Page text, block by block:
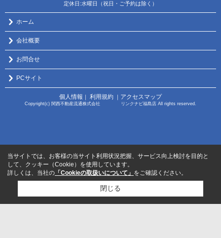
定休日:水曜日（祝日・ご予約は除く）
ホーム
会社概要
お問合せ
PCサイト
個人情報 利用規約 アクセスマップ
Copyright(c) 関西不動産流通株式会社 リンクナビ福島店 All rights reserved.
当サイトでは、お客様の当サイト利用状況把握、サービス向上検討を目的と
して、クッキー（Cookie）を使用しています。
詳しくは、当社の 「Cookieの取扱いについて」 をご確認ください。
閉じる